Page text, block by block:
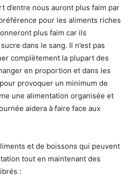
d’entre nous auront plus faim par
pour les aliments riches
plus faim car ils
dans le sang. Il n’est pas
complètement la plupart des
en proportion et dans les
provoquer un minimum de
une alimentation organisée et
aidera à faire face aux
et de boissons qui peuvent
tout en maintenant des
: